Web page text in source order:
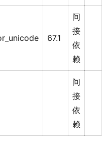
67.1
间
接
依
赖
间
接
依
赖